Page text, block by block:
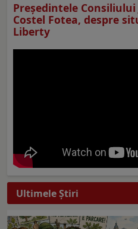
Preşedintele
Costel Fotea, despre
Liberty
Ultimele Ştiri